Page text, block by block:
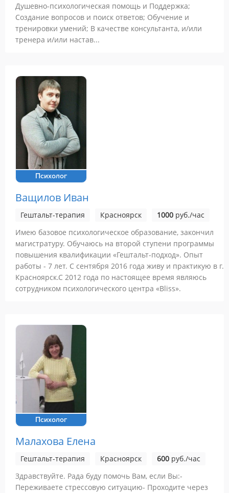
Душевно-психологическая помощь и Поддержка;
Создание вопросов и поиск ответов; Обучение и
тренировки умений; В качестве консультанта, и/или
тренера и/или настав...
Психолог
Ващилов Иван
Гештальт-терапия Красноярск 1000 руб./час
Имею базовое психологическое образование, закончил
магистратуру. Обучаюсь на второй ступени программы
повышения квалификации «Гештальт-подход». Опыт
работы - 7 лет. С сентября 2016 года живу и практикую в г.
Красноярск.С 2012 года по настоящее время являюсь
сотрудником психологического центра «Bliss».
Психолог
Малахова Елена
Гештальт-терапия Красноярск 600 руб./час
Здравствуйте. Рада буду помочь Вам, если Вы:-
Переживаете стрессовую ситуацию- Проходите через